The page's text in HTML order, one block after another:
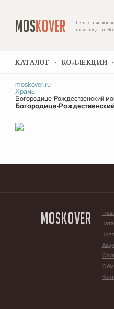
MOSKOVER
Шерстяные
производства
КАТАЛОГ ▪ КОЛЛЕКЦИИ ▪
moskover.ru
Храмы
Богородице-Рождественский
Богородице-
MOSKOVER